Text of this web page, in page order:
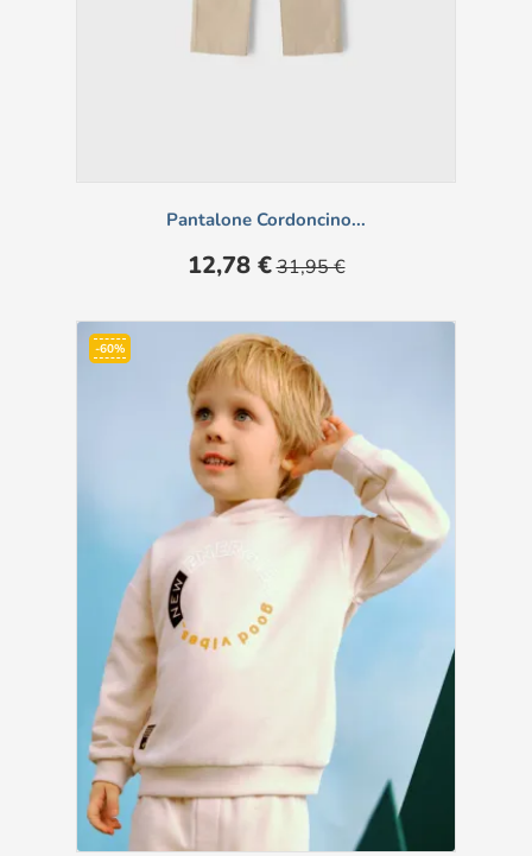
Pantalone Cordoncino...
Prezzo
12,78 € Prezzo
base
31,95 €
-60%